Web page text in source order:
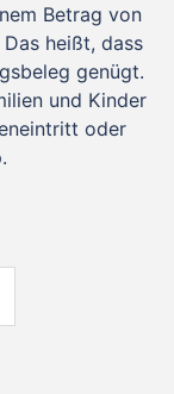
Betrag von
heißt, dass
genügt.
und Kinder
oder